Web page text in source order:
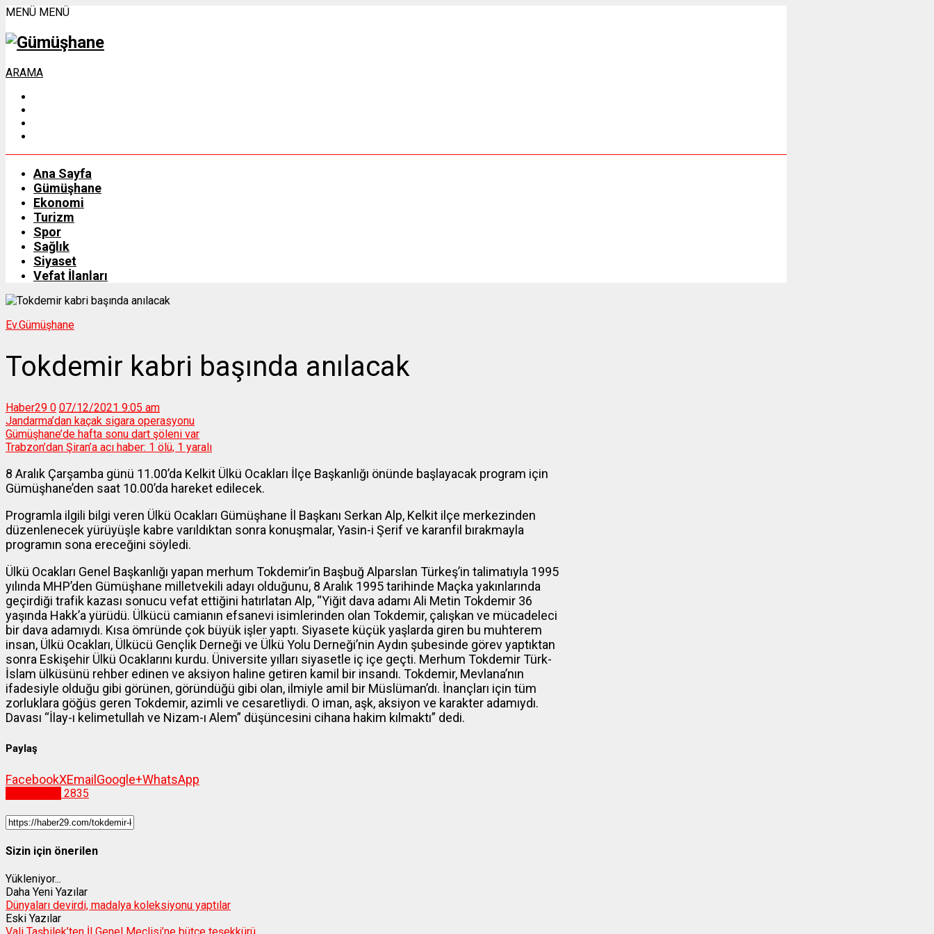
MENÜ MENÜ
ARAMA
Ana Sayfa
Gümüşhane
Ekonomi
Turizm
Spor
Sağlık
Siyaset
Vefat İlanları
Ev.Gümüşhane
Tokdemir kabri başında anılacak
Haber29 0 07/12/2021 9:05 am
Jandarma’dan kaçak sigara operasyonu
Gümüşhane’de hafta sonu dart şöleni var
Trabzon’dan Şiran’a acı haber: 1 ölü, 1 yaralı
8 Aralık Çarşamba günü 11.00’da Kelkit Ülkü Ocakları İlçe Başkanlığı önünde başlayacak program için
Gümüşhane’den saat 10.00’da hareket edilecek.
Programla ilgili bilgi veren Ülkü Ocakları Gümüşhane İl Başkanı Serkan Alp, Kelkit ilçe merkezinden
düzenlenecek yürüyüşle kabre varıldıktan sonra konuşmalar, Yasin-i Şerif ve karanfil bırakmayla
programın sona ereceğini söyledi.
Ülkü Ocakları Genel Başkanlığı yapan merhum Tokdemir’in Başbuğ Alparslan Türkeş’in talimatıyla 1995
yılında MHP’den Gümüşhane milletvekili adayı olduğunu, 8 Aralık 1995 tarihinde Maçka yakınlarında
geçirdiği trafik kazası sonucu vefat ettiğini hatırlatan Alp, “Yiğit dava adamı Ali Metin Tokdemir 36
yaşında Hakk’a yürüdü. Ülkücü camianın efsanevi isimlerinden olan Tokdemir, çalışkan ve mücadeleci
bir dava adamıydı. Kısa ömründe çok büyük işler yaptı. Siyasete küçük yaşlarda giren bu muhterem
insan, Ülkü Ocakları, Ülkücü Gençlik Derneği ve Ülkü Yolu Derneği’nin Aydın şubesinde görev yaptıktan
sonra Eskişehir Ülkü Ocaklarını kurdu. Üniversite yılları siyasetle iç içe geçti. Merhum Tokdemir Türk-
İslam ülküsünü rehber edinen ve aksiyon haline getiren kamil bir insandı. Tokdemir, Mevlana’nın
ifadesiyle olduğu gibi görünen, göründüğü gibi olan, ilmiyle amil bir Müslüman’dı. İnançları için tüm
zorluklara göğüs geren Tokdemir, azimli ve cesaretliydi. O iman, aşk, aksiyon ve karakter adamıydı.
Davası “İlay-ı kelimetullah ve Nizam-ı Alem” düşüncesini cihana hakim kılmaktı” dedi.
Paylaş
FacebookXEmail Google+WhatsApp
2835
Sizin için önerilen
Yükleniyor...
Daha Yeni Yazılar
Dünyaları devirdi, madalya koleksiyonu yaptılar
Eski Yazılar